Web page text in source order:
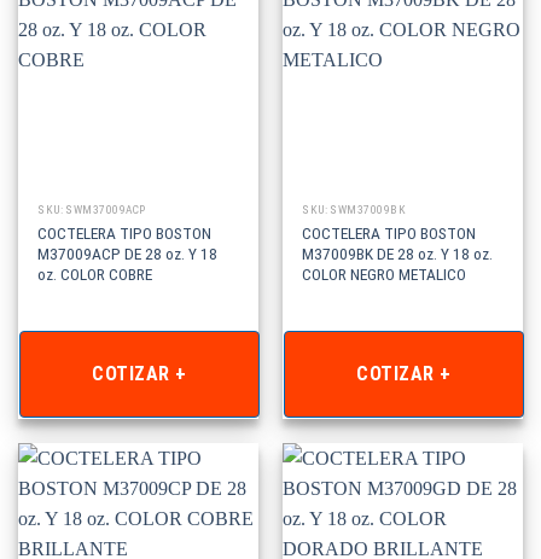
SKU: SWM37009ACP
COCTELERA TIPO BOSTON
M37009ACP DE 28 oz. Y 18
oz. COLOR COBRE
COTIZAR +
SKU: SWM37009BK
COCTELERA TIPO BOSTON
M37009BK DE 28 oz. Y 18 oz.
COLOR NEGRO METALICO
COTIZAR +